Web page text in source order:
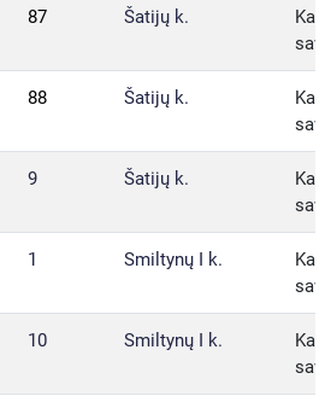
87 Šatijų k.
88 Šatijų k.
9 Šatijų k.
1 Smiltynų I k.
10 Smiltynų I k.